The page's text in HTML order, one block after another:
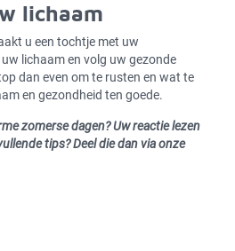
lichaam
u een tochtje met uw
lichaam en volg uw gezonde
dan even om te rusten en wat te
en gezondheid ten goede.
zomerse dagen? Uw reactie lezen
tips? Deel die dan via onze